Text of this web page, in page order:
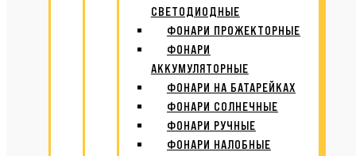
СВЕТОДИОДНЫЕ
ФОНАРИ ПРОЖЕКТОРНЫЕ
ФОНАРИ
АККУМУЛЯТОРНЫЕ
ФОНАРИ НА БАТАРЕЙКАХ
ФОНАРИ СОЛНЕЧНЫЕ
ФОНАРИ РУЧНЫЕ
ФОНАРИ НАЛОБНЫЕ